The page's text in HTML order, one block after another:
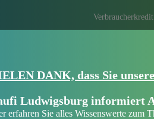
Verbraucherkredit
Eine Immobilie
Finanzieren Sie Ihr
DANK, dass Sie
Ludwigsburg informiert
erfahren Sie alles Wissenswerte zum